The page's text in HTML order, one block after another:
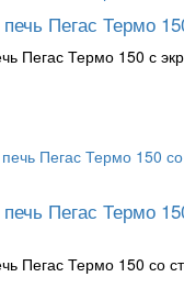
Пегас Термо
Пегас Термо 150 с
Пегас Термо
Пегас Термо 150 со